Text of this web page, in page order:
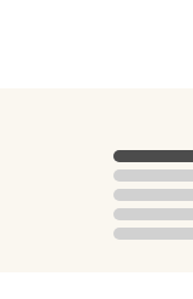
中）
5点の評価は1件で
4点の評価は0件で
3点の評価は0件で
2点の評価は0件で
1点の評価は0件で